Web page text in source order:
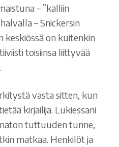
– ”kalliin
– Snickersin
keskiössä on kuitenkin
toisiinsa liittyvää
vasta sitten, kun
kirjailija. Lukiessani
tuttuuden tunne,
matkaa. Henkilöt ja